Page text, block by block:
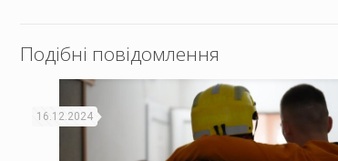
Подібні повідомлення
16.12.2024